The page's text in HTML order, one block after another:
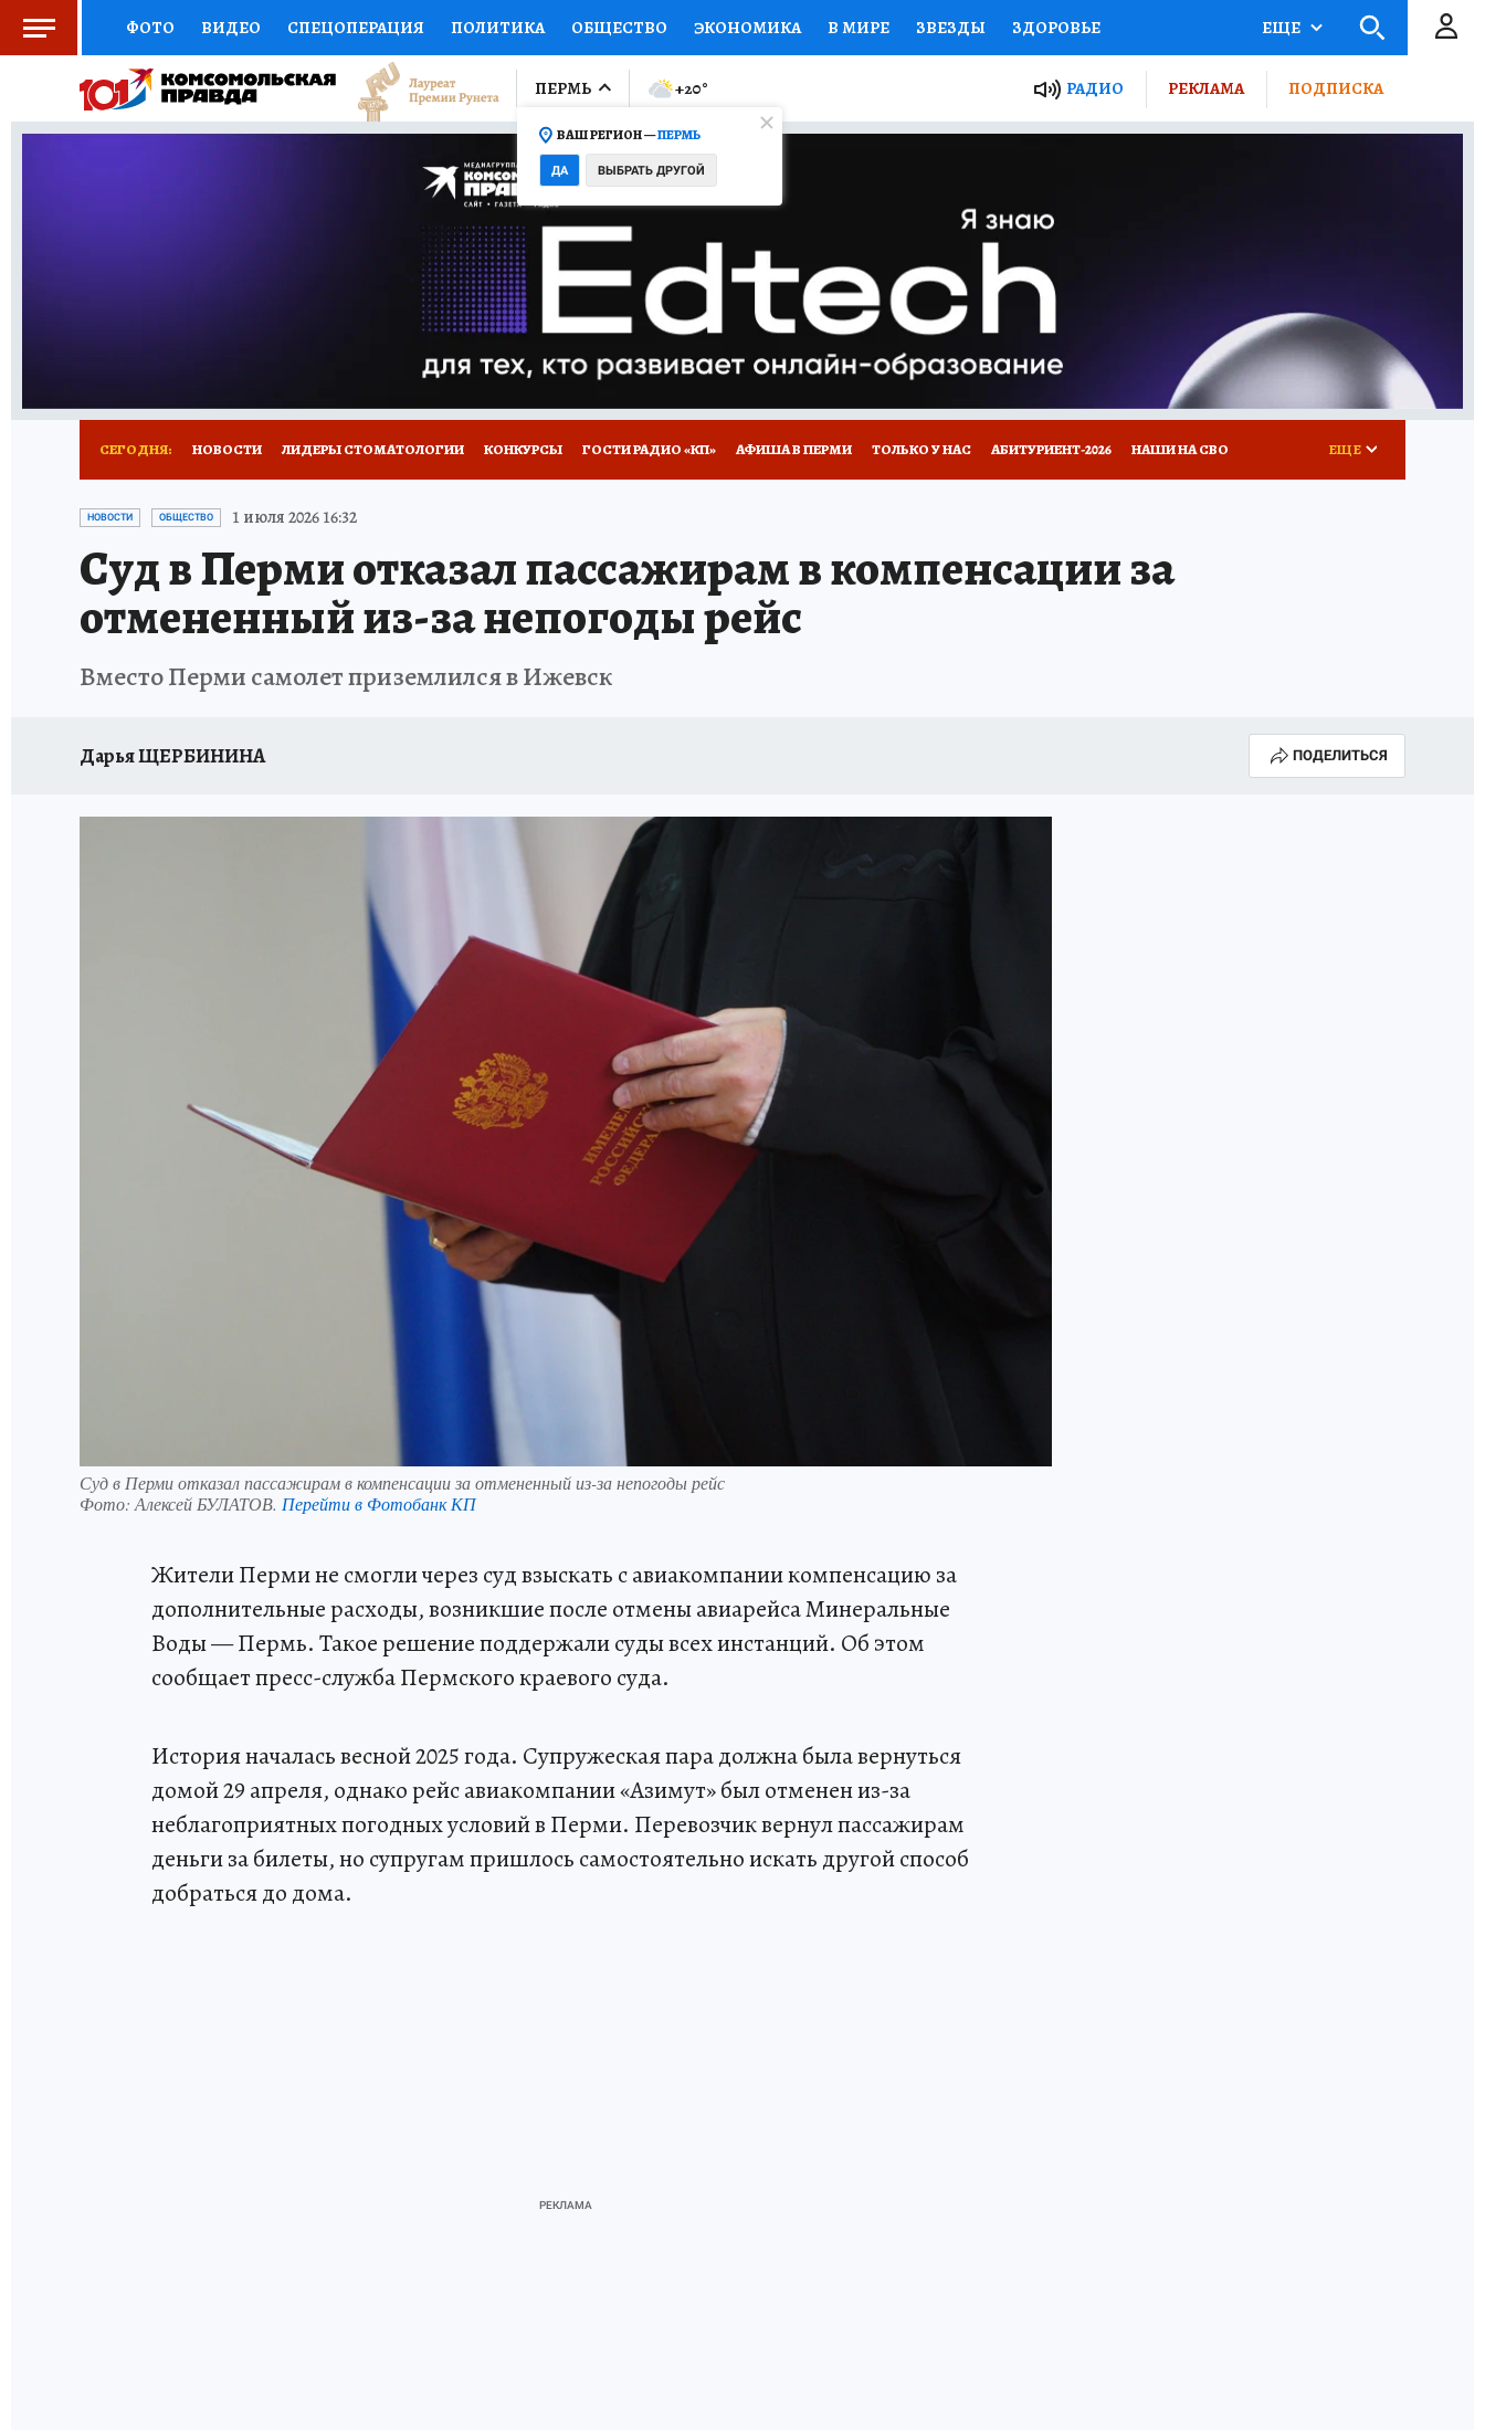
ФОТО ВИДЕО СПЕЦОПЕРАЦИЯ ПОЛИТИКА ОБЩЕСТВО ЭКОНОМИКА В МИРЕ ЗВЕЗДЫ ЗДОРОВЬЕ
СОЦПОДДЕРЖКА НАУКА СПОРТ КОЛУМНИСТЫ ПРОИСШЕСТВИЯ НАЦИОНАЛЬНЫЕ ПРОЕКТЫ РОССИИ
ВЫБОР ЭКСПЕРТОВ ДОКТОР ФИНАНСЫ ОТКРЫВАЕМ МИР Я ЗНАЮ СЕМЬЯ ЖЕНСКИЕ СЕКРЕТЫ ПУТЕВОДИТЕЛЬ
ПРОГНОЗЫ НА СПОРТ ПРОМОКОДЫ СЕРИАЛЫ
ТЕЛЕВИЗОР КОЛЛЕКЦИИ КОНКУРСЫ ГИД ПОТРЕБИТЕЛЯ
НОВОЕ НА САЙТЕ
ЕЩЕ
ПЕРМЬ
ВАШ РЕГИОН —ПЕРМЬ
ДА ВЫБРАТЬ ДРУГОЙ
+20° РАДИО РЕКЛАМА ПОДПИСКА
СЕГОДНЯ: НОВОСТИ ЛИДЕРЫ СТОМАТОЛОГИИ КОНКУРСЫ ГОСТИ РАДИО «КП» АФИША В ПЕРМИ ТОЛЬКО У НАС АБИТУРИЕНТ-2026 НАШИ НА СВО
ВОЕНКОРЫ УКРАИНА: СВОДКА
СНЕГОПАД ВЕКА НАСТОЯЩИЕ ЛЮДИ ОТДЫХ В РОССИИ ЗАПОВЕДНАЯ РОССИЯ ГЕРОИ В БЕЛЫХ ХАЛАТАХ ВЫБОРЫ ГУБЕРНАТОРА
КЛИНИКА ГОДА 2025 ПРОИСШЕСТВИЯ НАСТОЯЩИЕ ЛЮДИ ПРОПАЛИ 13 ТУРИСТОВ
ИСПЫТАНО НА СЕБЕ КЛИНИКА ГОДА-2024
ЕЩЕ
НОВОСТИ ОБЩЕСТВО 1 июля 2026 16:32
Суд в Перми отказал пассажирам в компенсации за
отмененный из-за непогоды рейс
Вместо Перми самолет приземлился в Ижевск
Дарья ЩЕРБИНИНА ПОДЕЛИТЬСЯ
Суд в Перми отказал пассажирам в компенсации за отмененный из-за непогоды рейс
Фото: Алексей БУЛАТОВ. Перейти в Фотобанк КП
Жители Перми не смогли через суд взыскать с авиакомпании компенсацию за
дополнительные расходы, возникшие после отмены авиарейса Минеральные
Воды — Пермь. Такое решение поддержали суды всех инстанций. Об этом
сообщает пресс-служба Пермского краевого суда.
История началась весной 2025 года. Супружеская пара должна была вернуться
домой 29 апреля, однако рейс авиакомпании «Азимут» был отменен из-за
неблагоприятных погодных условий в Перми. Перевозчик вернул пассажирам
деньги за билеты, но супругам пришлось самостоятельно искать другой способ
добраться до дома.